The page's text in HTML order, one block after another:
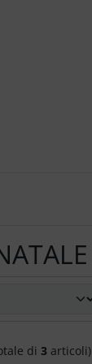
di 3 articoli)